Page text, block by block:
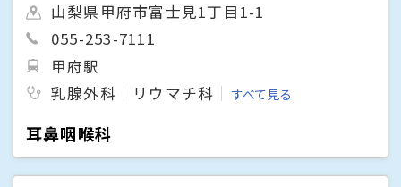
山梨県甲府市富士見1丁目1-1
055-253-7111
甲府駅
乳腺外科
リウマチ科 すべて見る
耳鼻咽喉科